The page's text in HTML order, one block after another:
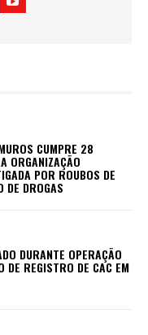
CUMPRE 28
ORGANIZAÇÃO
POR ROUBOS DE
DE DROGAS
DURANTE OPERAÇÃO
DE REGISTRO DE CAC EM